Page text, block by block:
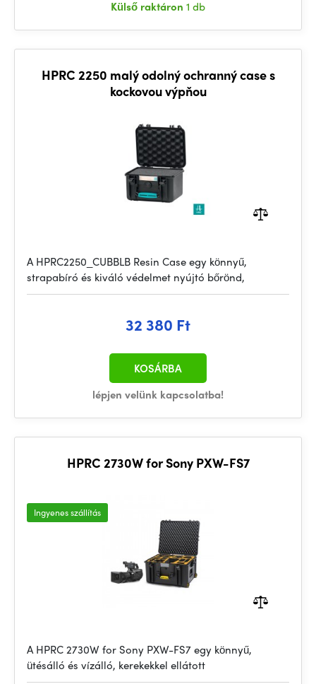
Külső raktáron 1 db
HPRC 2250 malý odolný ochranný case s
kockovou výpňou
A HPRC2250_CUBBLB Resin Case egy könnyű,
strapabíró és kiváló védelmet nyújtó bőrönd,
32 380 Ft
lépjen velünk kapcsolatba!
KOSÁRBA
HPRC 2730W for Sony PXW-FS7
Ingyenes szállítás
A HPRC 2730W for Sony PXW-FS7 egy könnyű,
ütésálló és vízálló, kerekekkel ellátott